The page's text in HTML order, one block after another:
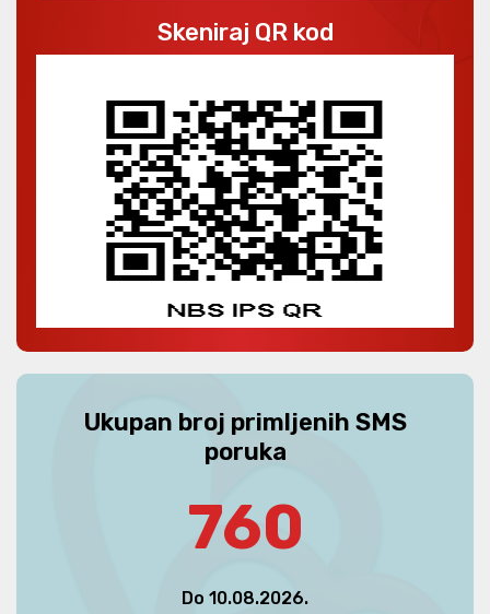
Skeniraj QR kod
Ukupan broj primljenih SMS
poruka
760
Do 10.08.2026.